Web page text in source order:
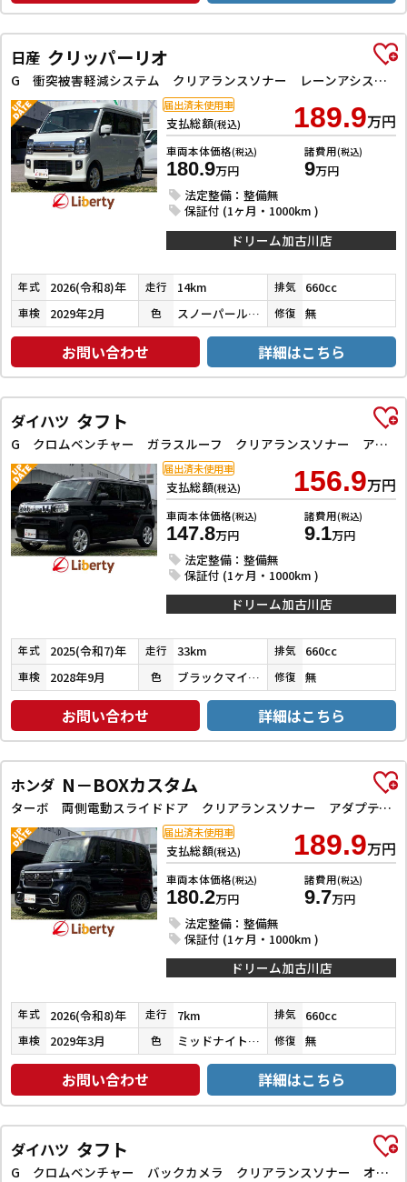
日産 クリッパーリオ
G 衝突被害軽減システム クリアランスソナー レーンアシスト 両側電動スライドドア スマートキー アイドリングストップ 電動格納ミラー シートヒーター ESC エアコン パワーステアリング
支払総額(税込) 189.9万円
車両本体価格(税込)
180.9万円
諸費用(税込)
9万円
法定整備：整備無
保証付 (1ヶ月・1000km )
届出済未使用車
ドリーム加古川店
年式 2026(令和8)年 走行 14km 排気 660cc
車検 2029年2月 色 スノーパールホワイト３コートパール 修復 無
お問い合わせ 詳細はこちら
ダイハツ タフト
G クロムベンチャー ガラスルーフ クリアランスソナー アダプティブクルーズコントロール 衝突被害軽減システム オートライト LEDヘッドランプ スマートキー アイドリングストップ 電動格納ミラー シートヒーター
支払総額(税込) 156.9万円
車両本体価格(税込)
147.8万円
諸費用(税込)
9.1万円
法定整備：整備無
保証付 (1ヶ月・1000km )
届出済未使用車
ドリーム加古川店
年式 2025(令和7)年 走行 33km 排気 660cc
車検 2028年9月 色 ブラックマイカメタリック 修復 無
お問い合わせ 詳細はこちら
ホンダ N－BOXカスタム
ターボ 両側電動スライドドア クリアランスソナー アダプティブクルーズコントロール LEDヘッドライト 純正アルミホイール レーンアシスト 衝突被害軽減システム オートライト スマートキー
支払総額(税込) 189.9万円
車両本体価格(税込)
180.2万円
諸費用(税込)
9.7万円
法定整備：整備無
保証付 (1ヶ月・1000km )
届出済未使用車
ドリーム加古川店
年式 2026(令和8)年 走行 7km 排気 660cc
車検 2029年3月 色 ミッドナイトブルービームメタリック 修復 無
お問い合わせ 詳細はこちら
ダイハツ タフト
G クロムベンチャー バックカメラ クリアランスソナー オートクルーズコントロール 衝突被害軽減システム オートライト スマートキー アイドリングストップ 電動格納ミラー シートヒーター ガラスルーフ CVT ESC